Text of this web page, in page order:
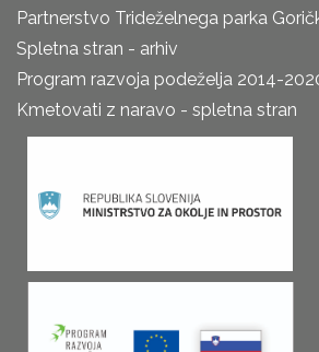
Partnerstvo Trideželnega parka
Spletna stran - arhiv
Program razvoja podeželja 2014-
Kmetovati z naravo - spletna stran